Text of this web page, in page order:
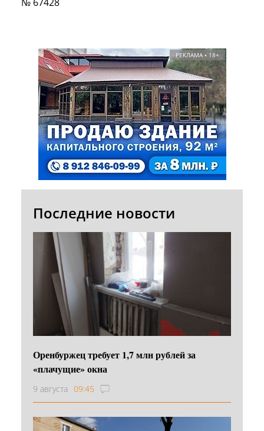
РЕКЛАМА • 18+
Последние новости
Оренбуржец требует 1,7 млн рублей за
«плачущие» окна
9 августа 09:45